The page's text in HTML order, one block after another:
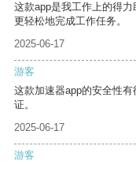
这款app是我工作上的得
更轻松地完成工作任务。
2025-06-17
游客
这款加速器app的安全性
证。
2025-06-17
游客